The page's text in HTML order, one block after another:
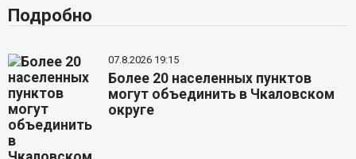
Подробно
07.8.2026 19:15
Более 20 населенных пунктов
могут объединить в Чкаловском
округе